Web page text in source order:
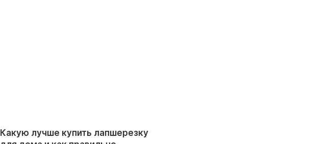
Какую лучше купить лапшерезку